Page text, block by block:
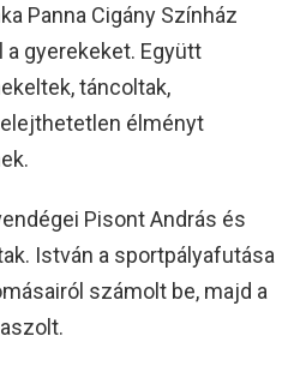
Panna Cigány Színház
gyerekeket. Együtt
táncoltak,
élményt
Pisont András és
István a sportpályafutása
számolt be, majd a